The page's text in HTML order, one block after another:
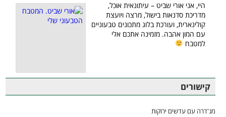
היי, אני אורי שביט – עיתונאית אוכל,
מדריכת סדנאות בישול, מרצה ויועצת
קולינארית, ועורכת בלוג מתכונים טבעוניים
עם המון אהבה. מזמינה אתכם אלי
למטבח
קישורים
מג'דרה עם עדשים ירוקות